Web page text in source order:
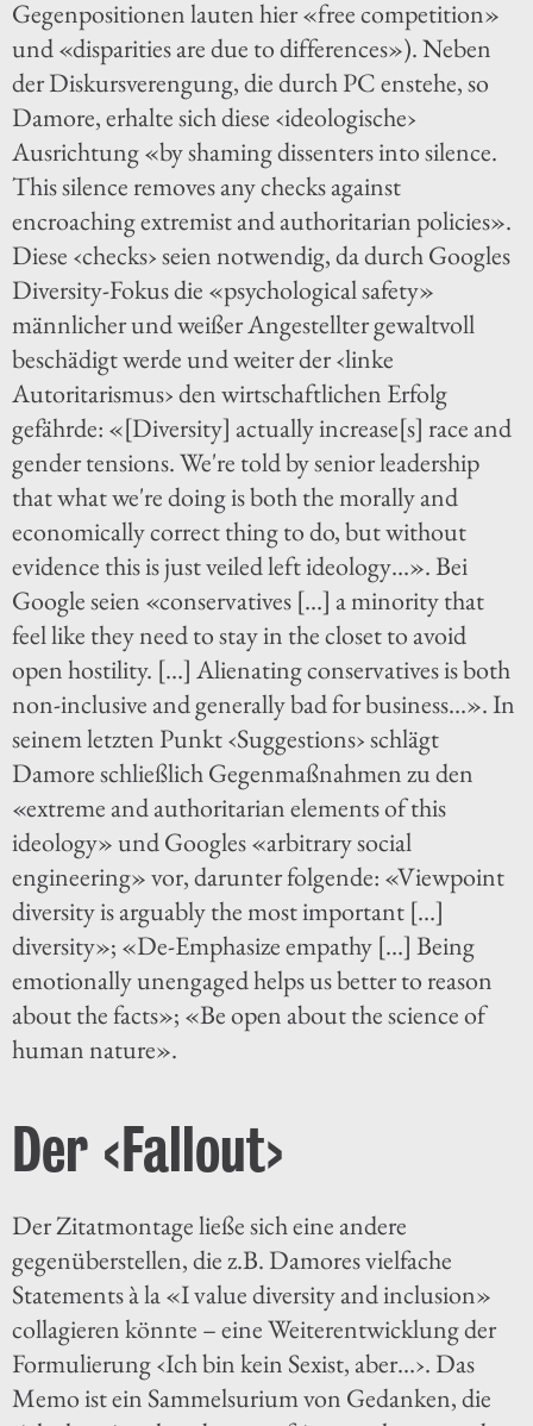
Gegenpositionen lauten hier «free competition»
und «disparities are due to differences»). Neben
der Diskursverengung, die durch PC enstehe, so
Damore, erhalte sich diese ‹ideologische›
Ausrichtung «by shaming dissenters into silence.
This silence removes any checks against
encroaching extremist and authoritarian policies».
Diese ‹checks› seien notwendig, da durch Googles
Diversity-Fokus die «psychological safety»
männlicher und weißer Angestellter gewaltvoll
beschädigt werde und weiter der ‹linke
Autoritarismus› den wirtschaftlichen Erfolg
gefährde: «[Diversity] actually increase[s] race and
gender tensions. We're told by senior leadership
that what we're doing is both the morally and
economically correct thing to do, but without
evidence this is just veiled left ideology…». Bei
Google seien «conservatives […] a minority that
feel like they need to stay in the closet to avoid
open hostility. […] Alienating conservatives is both
non-inclusive and generally bad for business…». In
seinem letzten Punkt ‹Suggestions› schlägt
Damore schließlich Gegenmaßnahmen zu den
«extreme and authoritarian elements of this
ideology» und Googles «arbitrary social
engineering» vor, darunter folgende: «Viewpoint
diversity is arguably the most important […]
diversity»; «De-Emphasize empathy […] Being
emotionally unengaged helps us better to reason
about the facts»; «Be open about the science of
human nature».
Der ‹Fallout›
Der Zitatmontage ließe sich eine andere
gegenüberstellen, die z.B. Damores vielfache
Statements à la «I value diversity and inclusion»
collagieren könnte – eine Weiterentwicklung der
Formulierung ‹Ich bin kein Sexist, aber…›. Das
Memo ist ein Sammelsurium von Gedanken, die